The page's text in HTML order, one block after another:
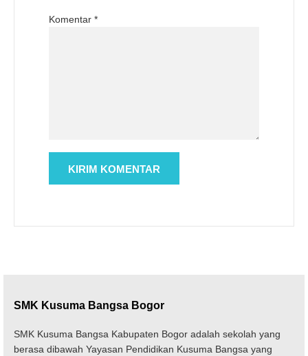
Komentar *
SMK Kusuma Bangsa Bogor
SMK Kusuma Bangsa Kabupaten Bogor adalah sekolah yang
berasa dibawah Yayasan Pendidikan Kusuma Bangsa yang